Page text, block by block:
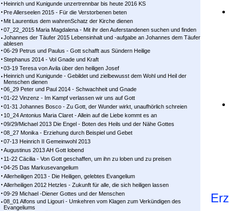
Heinrich und Kunigunde unzertrennbar bis heute 2016 KS
Pre Allerseelen 2015 - Für die Verstorbenen beten
Mit Laurentius dem wahrenSchatz der Kirche dienen
07_22_2015 Maria Magdalena - Mit ihr den Auferstandenen suchen und finden
Johannes der Täufer 2015 Lebensinhalt und -aufgabe an Johannes dem Täufer
ablesen
06-29 Petrus und Paulus - Gott schafft aus Sündern Heilige
Stephanus 2014 - Vol Gnade und Kraft
03-19 Teresa von Avila über den heiligen Josef
Heinrich und Kunigunde - Gebildet und zielbewusst dem Wohl und Heil der
Menschen dienen
06_29 Peter und Paul 2014 - Schwachheit und Gnade
01-22 Vinzenz - Im Kampf ver­las­sen wir uns auf Gott
01-31 Johannes Bosco - Zu Gott, der Wunder wirkt, unaufhörlich schreien
10_24 Antonius Maria Claret - Allein auf die Liebe kommt es an
09/29/Michael 2013 Die Engel - Boten des Heils und der Nähe Gottes
08_27 Monika - Erziehung durch Beispiel und Gebet
07-13 Heinrich II Gemeinwohl 2013
Augustinus 2013 AH Gott lobend
11-22 Cäcilia - Von Gott geschaffen, um ihn zu loben und zu preisen
04-25 Das Markusevangelium
Allerheiligen 2013 - Die Heiligen, gelebtes Evangelium
Allerheiligen 2012 Hetzles - Zukunft für alle, die sich heiligen lassen
09-29 Michael -Diener Gottes und der Menschen
08_01 Alfons und Ligouri - Umkehren vom Klagen zum Verkündigen des
Evangeliums